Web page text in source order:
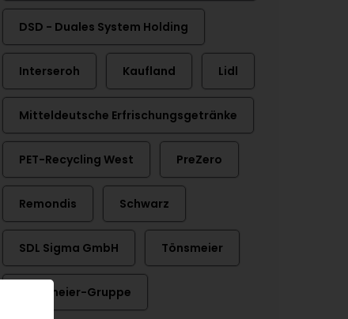
DSD - Duales System Holding
Interseroh Kaufland Lidl
Mitteldeutsche Erfrischungsgetränke
PET-Recycling West PreZero
Remondis Schwarz
SDL Sigma GmbH Tönsmeier
Tönsmeier-Gruppe